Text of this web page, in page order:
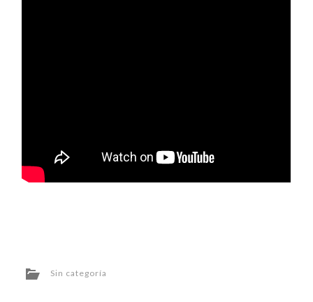
Sin categoría